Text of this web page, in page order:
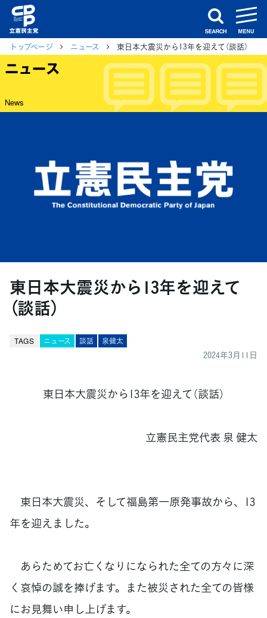
search
トップページ ニュース 東日本大震災から13年を迎えて（談話）
ニュース
News
東日本大震災から13年を迎えて
（談話）
TAGS ニュース 談話 泉健太
2024年3月11日
東日本大震災から13年を迎えて（談話）
立憲民主党代表 泉 健太
東日本大震災、そして福島第一原発事故から、13
年を迎えました。
あらためてお亡くなりになられた全ての方々に深
く哀悼の誠を捧げます。また被災された全ての皆様
にお見舞い申し上げます。